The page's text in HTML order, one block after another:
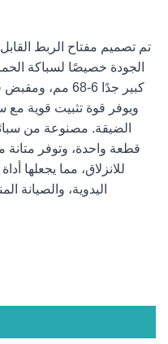
تم تصميم مفتاح الربط
الجودة خصيصًا لسباكة
كبير جدًا 6-68
ويوفر قوة تثبيت قوية
الضيقة. مصنوعة من
قطعة واحدة، وتوفر متانة
للانزلاق، مما يجعلها
اليدوية، والصيانة